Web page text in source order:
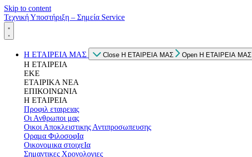
Skip to content
Τεχνική Υποστήριξη – Σημεία Service
Η ΕΤΑΙΡΕΙΑ ΜΑΣ Close Η ΕΤΑΙΡΕΙΑ ΜΑΣ Open Η ΕΤΑΙΡΕΙΑ ΜΑΣ
Η ΕΤΑΙΡΕΙΑ
ΕΚΕ
ΕΤΑΙΡΙΚΑ ΝΕΑ
ΕΠΙΚΟΙΝΩΝΙΑ
Η ΕΤΑΙΡΕΙΑ
Προφιλ εταιρειας
Οι Ανθρωποι μας
Οικοι Αποκλειστικης Αντιπροσωπευσης
Οραμα ΦιλοσοφΙα
Οικονομικα στοιχεΙα
Σημαντικες Χρονολογιες